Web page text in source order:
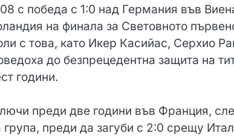
с победа с 1:0 над Германия във
на финала за Световното
с това, като Икер Касийас, Серхио
до безпрецедентна защита на
години.
преди две години във Франция,
група, преди да загуби с 2:0 срещу